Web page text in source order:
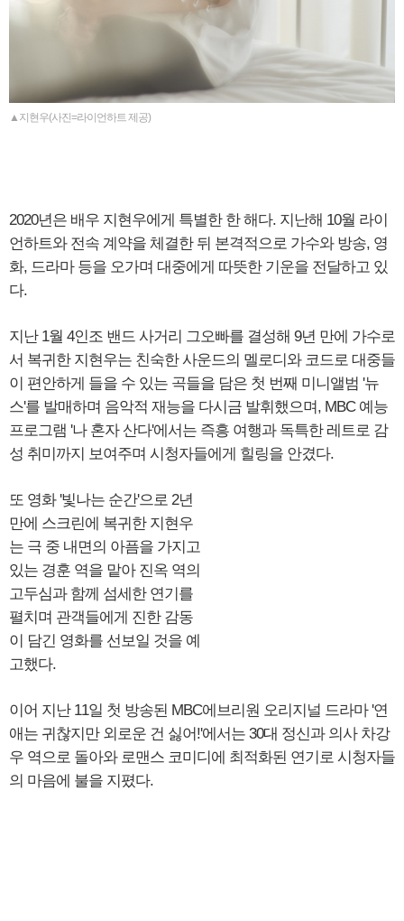
▲지현우(사진=라이언하트 제공)
2020년은 배우 지현우에게 특별한 한 해다. 지난해 10월 라이
언하트와 전속 계약을 체결한 뒤 본격적으로 가수와 방송, 영
화, 드라마 등을 오가며 대중에게 따뜻한 기운을 전달하고 있
다.
지난 1월 4인조 밴드 사거리 그오빠를 결성해 9년 만에 가수로
서 복귀한 지현우는 친숙한 사운드의 멜로디와 코드로 대중들
이 편안하게 들을 수 있는 곡들을 담은 첫 번째 미니앨범 '뉴
스'를 발매하며 음악적 재능을 다시금 발휘했으며, MBC 예능
프로그램 '나 혼자 산다'에서는 즉흥 여행과 독특한 레트로 감
성 취미까지 보여주며 시청자들에게 힐링을 안겼다.
또 영화 '빛나는 순간'으로 2년
만에 스크린에 복귀한 지현우
는 극 중 내면의 아픔을 가지고
있는 경훈 역을 맡아 진옥 역의
고두심과 함께 섬세한 연기를
펼치며 관객들에게 진한 감동
이 담긴 영화를 선보일 것을 예
고했다.
이어 지난 11일 첫 방송된 MBC에브리원 오리지널 드라마 '연
애는 귀찮지만 외로운 건 싫어!'에서는 30대 정신과 의사 차강
우 역으로 돌아와 로맨스 코미디에 최적화된 연기로 시청자들
의 마음에 불을 지폈다.